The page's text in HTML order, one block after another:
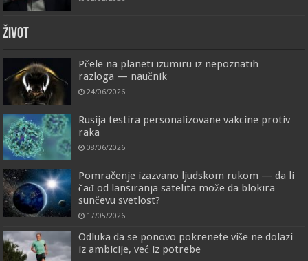
ŽIVOT
Pčele na planeti izumiru iz nepoznatih
razloga — naučnik
24/06/2026
Rusija testira personalizovane vakcine protiv
raka
08/06/2026
Pomračenje izazvano ljudskom rukom — da li
čađ od lansiranja satelita može da blokira
sunčevu svetlost?
17/05/2026
Odluka da se ponovo pokrenete više ne dolazi
iz ambicije, već iz potrebe